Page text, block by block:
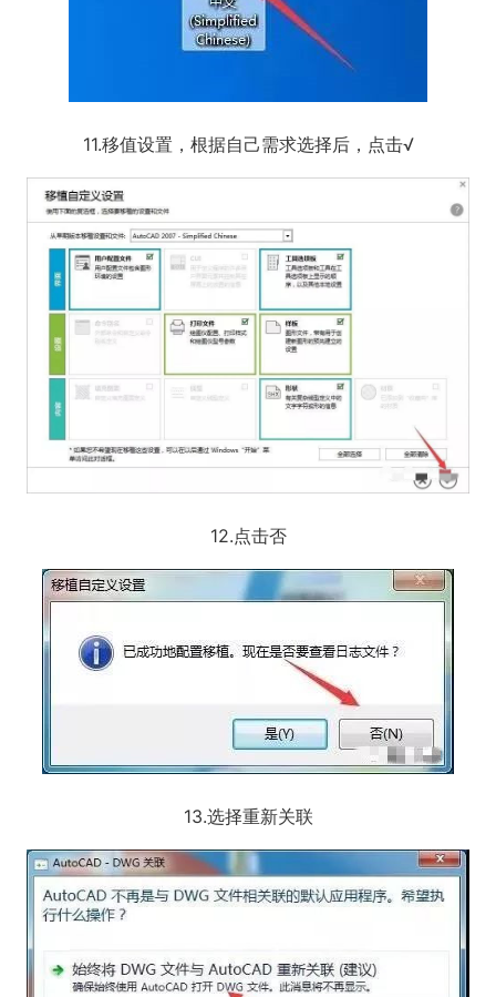
11.移值设置，根据自己需求选择后，点击√
12.点击否
13.选择重新关联